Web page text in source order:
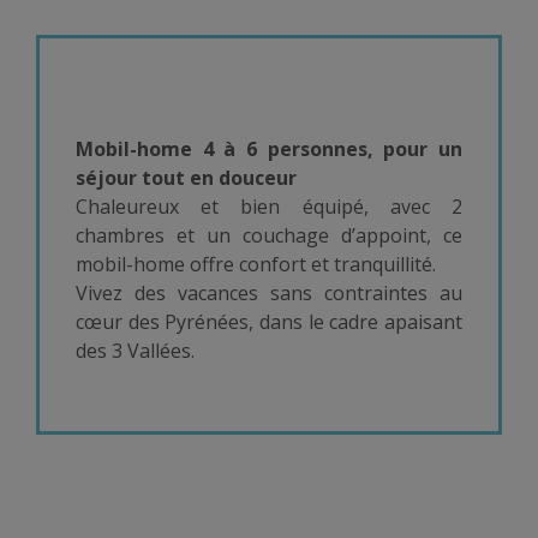
Mobil-home 4 à 6 personnes, pour un
séjour tout en douceur
Chaleureux et bien équipé, avec 2
chambres et un couchage d’appoint, ce
mobil-home offre confort et tranquillité.
Vivez des vacances sans contraintes au
cœur des Pyrénées, dans le cadre apaisant
des 3 Vallées.